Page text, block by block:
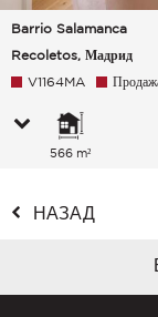
Barrio Salamanca
Recoletos, Мадрид
V1164MA
566 m²
НАЗАД